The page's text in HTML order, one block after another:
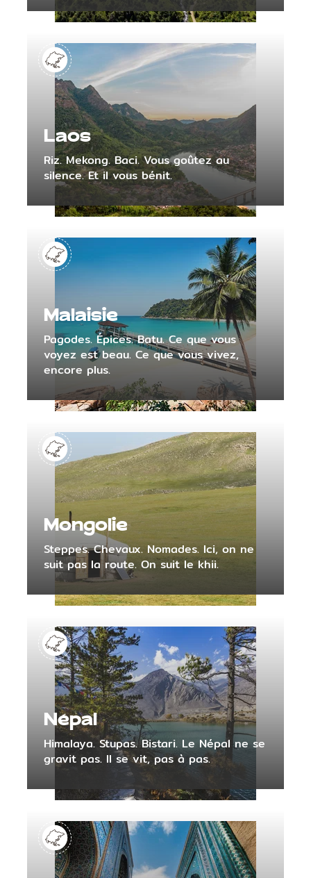
Laos
Riz. Mekong. Baci. Vous goûtez au
silence. Et il vous bénit.
Malaisie
Pagodes. Épices. Batu. Ce que vous
voyez est beau. Ce que vous vivez,
encore plus.
Mongolie
Steppes. Chevaux. Nomades. Ici, on ne
suit pas la route. On suit le khii.
Népal
Himalaya. Stupas. Bistari. Le Népal ne se
gravit pas. Il se vit, pas à pas.